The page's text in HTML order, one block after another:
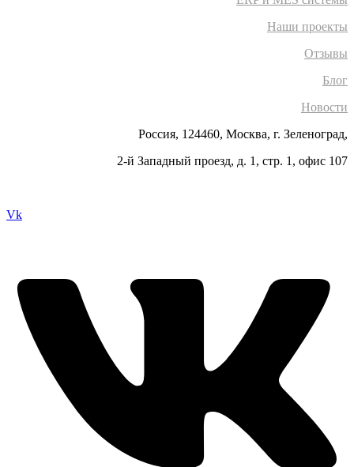
Наши проекты
Отзывы
Блог
Новости
Россия, 124460, Москва, г. Зеленоград,
2-й Западный проезд, д. 1, стр. 1, офис 107
Vk